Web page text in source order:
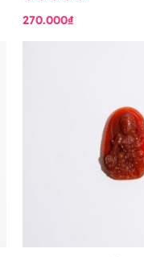
Được
xếp
hạng
270.000₫